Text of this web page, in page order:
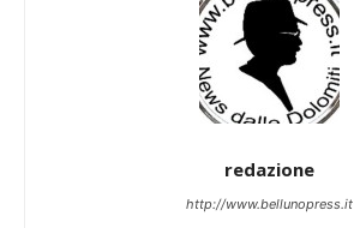
redazione
http://www.bellunopress.it